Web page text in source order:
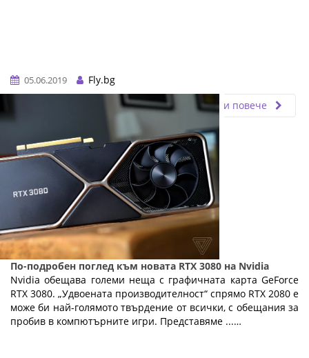
05.06.2019
Fly.bg
Прочети повече
По-подробен поглед към новата RTX 3080 на Nvidia
Nvidia обещава големи неща с графичната карта GeForce
RTX 3080. „Удвоената производителност“ спрямо RTX 2080 е
може би най-голямото твърдение от всички, с обещания за
пробив в компютърните игри. Представяме ...…